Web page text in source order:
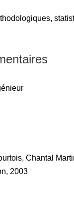
Chantal
2003